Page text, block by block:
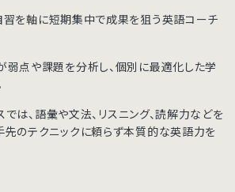
習を軸に短期集中で成果を狙う英語コーチ
弱点や課題を分析し、個別に最適化した学
は、語彙や文法、リスニング、読解力などを
先のテクニックに頼らず本質的な英語力を